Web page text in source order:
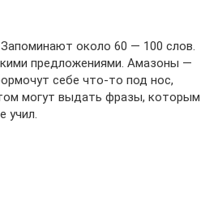
Запоминают около 60 — 100 слов.
предложениями. Амазоны —
себе что-то под нос,
могут выдать фразы, которым
учил.